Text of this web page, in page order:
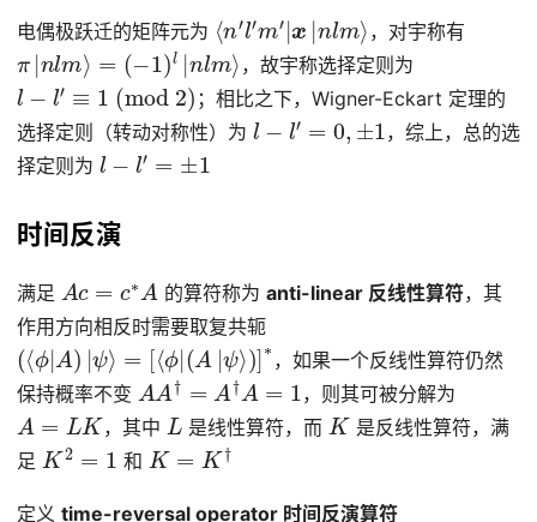
电偶极跃迁的矩阵元为 ⟨ ′l′m |x n m ，对宇称有
π|nlm ⟩= −1 )l|nl m⟩ ，故宇称选择定则为
l−l ≡ mod 2 )
；相比之下，Wigner-Eckart 定理的
选择定则（转动对称性）为 l− ′ =0 ±1
，综上，总的选
择定则为 l− ′ =± 1
时间反演
满足 A A 的算符称为anti-linear 反线性算符，其
作用方向相反时需要取复共轭
(⟨ϕ|A) |ψ⟩= ⟨ϕ|(A|ψ⟩)]∗ ，如果一个反线性算符仍然
保持概率不变
AA†= †A=1 ，则其可被分解为
A= LK ，其中 L 是线性算符，而 K 是反线性算符，满
足 K2= 和 K= K †
定义 time-reversal operator 时间反演算符